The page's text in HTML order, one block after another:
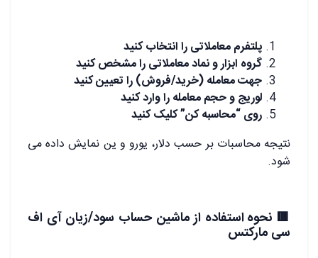
پلتفرم معاملاتی را انتخاب کنید
گروه ابزار و نماد معاملاتی را مشخص کنید
جهت معامله (خرید/فروش) را تعیین کنید
لوریج و حجم معامله را وارد کنید
روی “محاسبه کن” کلیک کنید
نتیجه محاسبات بر حسب دلار، یورو و ین نمایش داده می‌
شود.
🟥 نحوه استفاده از ماشین حساب سود/زیان آی اف
سی مارکتس